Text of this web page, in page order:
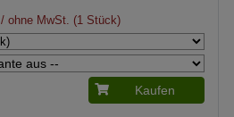
/ ohne MwSt. (1 Stück)
Kaufen